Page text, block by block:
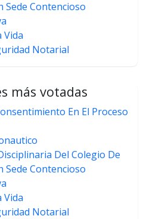
Sede Contencioso
Vida
Notarial
más votadas
En El Proceso
Del Colegio De
Sede Contencioso
Vida
Notarial